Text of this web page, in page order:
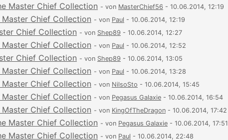
Master Chief Collection - von MasterChief56 - 10.06.2014, 12:19
Master Chief Collection - von Paul - 10.06.2014, 12:19
Chief Collection - von Shep89 - 10.06.2014, 12:27
Master Chief Collection - von Paul - 10.06.2014, 12:52
Chief Collection - von Shep89 - 10.06.2014, 13:05
Master Chief Collection - von Paul - 10.06.2014, 13:28
Master Chief Collection - von NilsoSto - 10.06.2014, 15:45
Master Chief Collection - von Pegasus Galaxie - 10.06.2014, 16:54
Master Chief Collection - von KingOfTheDragon - 10.06.2014, 17:42
Master Chief Collection - von Pegasus Galaxie - 10.06.2014, 17:51
Master Chief Collection - von Paul - 10.06.2014, 22:48